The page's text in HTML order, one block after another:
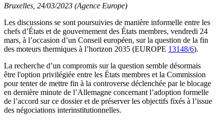
Bruxelles, 24/03/2023 (Agence Europe)
Les discussions se sont poursuivies de manière informelle entre les
chefs d’États et de gouvernement des États membres, vendredi 24
mars, à l’occasion d’un Conseil européen, sur la question de la fin
des moteurs thermiques à l’horizon 2035 (EUROPE 13148/6).
La recherche d’un compromis sur la question semble désormais
être l'option privilégiée entre les États membres et la Commission
pour tenter de mettre fin à la controverse déclenchée par le blocage
en dernière minute de l’Allemagne concernant l’adoption formelle
de l’accord sur ce dossier et de préserver les objectifs fixés à l’issue
des négociations interinstitutionnelles.